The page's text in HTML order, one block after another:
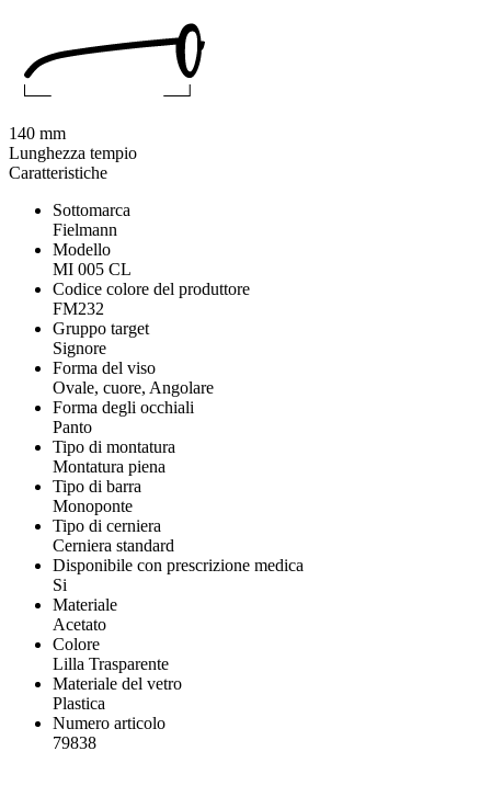
Caratteristiche
Sottomarca
Fielmann
Modello
MI 005 CL
Codice colore del produttore
FM232
Gruppo target
Signore
Forma del viso
Ovale, cuore, Angolare
Forma degli occhiali
Panto
Tipo di montatura
Montatura piena
Tipo di barra
Monoponte
Tipo di cerniera
Cerniera standard
Disponibile con prescrizione medica
Si
Materiale
Acetato
Colore
Lilla Trasparente
Materiale del vetro
Plastica
Numero articolo
79838
140 mm
Lunghezza tempio